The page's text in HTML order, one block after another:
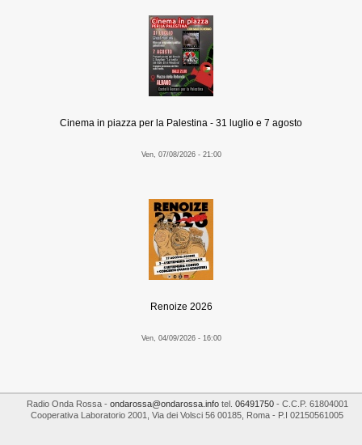
Cinema in piazza per la Palestina - 31 luglio e 7 agosto
Ven, 07/08/2026 - 21:00
Renoize 2026
Ven, 04/09/2026 - 16:00
Radio Onda Rossa- ondarossa@ondarossa.infotel. 06491750- C.C.P. 61804001
Cooperativa Laboratorio 2001
Via dei Volsci 56 00185 Roma - P.I 02150561005